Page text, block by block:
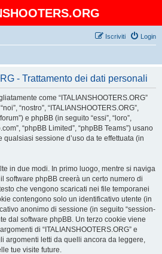
Login
Iscriviti
- Trattamento dei dati personali
come “ITALIANSHOOTERS.ORG”
“nostro”, “ITALIANSHOOTERS.ORG”,
e phpBB (in seguito “essi”, “loro”,
“phpBB Limited”, “phpBB Teams”) usano
qualsiasi sessione d’uso da te effettuata (in
in due modi. In primo luogo, mentre si naviga
il software phpBB creerà un certo numero di
che vengono scaricati nei file temporanei
contengono solo un identificativo utente (in
anonimo di sessione (in seguito “session-
dal software phpBB. Un terzo cookie viene
di “ITALIANSHOOTERS.ORG” e
argomenti letti da quelli ancora da leggere,
tue visite future.